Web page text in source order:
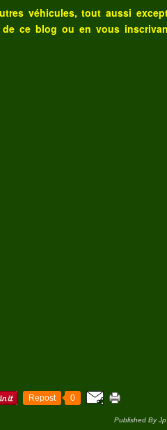
véhicules, tout aussi
de ce blog ou en vous
Repost 0
Published By